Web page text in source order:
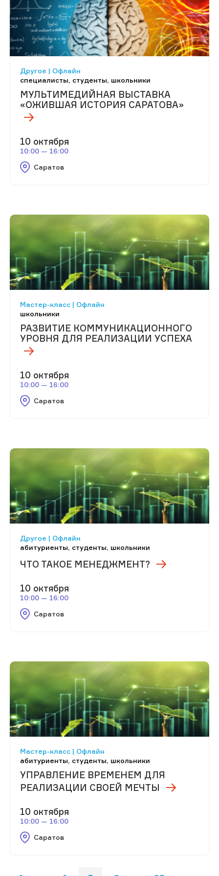
Другое | Офлайн
специалисты, студенты, школьники
МУЛЬТИМЕДИЙНАЯ ВЫСТАВКА
«ОЖИВШАЯ ИСТОРИЯ САРАТОВА»
10 октября
10:00 — 16:00
Саратов
Мастер-класс | Офлайн
школьники
РАЗВИТИЕ КОММУНИКАЦИОННОГО
УРОВНЯ ДЛЯ РЕАЛИЗАЦИИ УСПЕХА
10 октября
10:00 — 16:00
Саратов
Другое | Офлайн
абитуриенты, студенты, школьники
ЧТО ТАКОЕ МЕНЕДЖМЕНТ?
10 октября
10:00 — 16:00
Саратов
Мастер-класс | Офлайн
абитуриенты, студенты, школьники
УПРАВЛЕНИЕ ВРЕМЕНЕМ ДЛЯ
РЕАЛИЗАЦИИ СВОЕЙ МЕЧТЫ
10 октября
10:00 — 16:00
Саратов